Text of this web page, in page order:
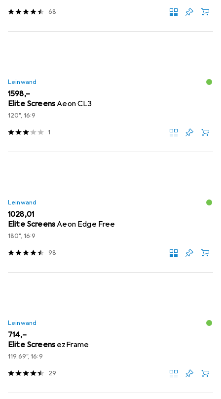
68
Leinwand
EUR
1598,–
Elite ScreensAeon CL3
120", 16:9
1
Leinwand
EUR
1028,01
Elite ScreensAeon Edge Free
180", 16:9
98
Leinwand
EUR
714,–
Elite Screens ezFrame
119.69", 16:9
29